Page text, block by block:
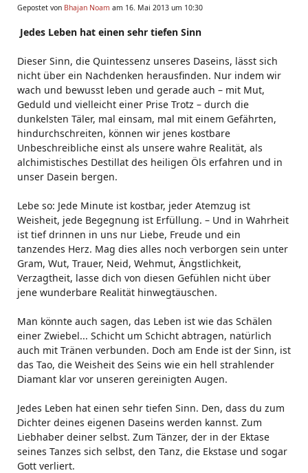
Gepostet von Bhajan Noam am 16. Mai 2013 um 10:30
Jedes Leben hat einen sehr tiefen Sinn
Dieser Sinn, die Quintessenz unseres Daseins, lässt sich
nicht über ein Nachdenken herausfinden. Nur indem wir
wach und bewusst leben und gerade auch – mit Mut,
Geduld und vielleicht einer Prise Trotz – durch die
dunkelsten Täler, mal einsam, mal mit einem Gefährten,
hindurchschreiten, können wir jenes kostbare
Unbeschreibliche einst als unsere wahre Realität, als
alchimistisches Destillat des heiligen Öls erfahren und in
unser Dasein bergen.
Lebe so: Jede Minute ist kostbar, jeder Atemzug ist
Weisheit, jede Begegnung ist Erfüllung. – Und in Wahrheit
ist tief drinnen in uns nur Liebe, Freude und ein
tanzendes Herz. Mag dies alles noch verborgen sein unter
Gram, Wut, Trauer, Neid, Wehmut, Ängstlichkeit,
Verzagtheit, lasse dich von diesen Gefühlen nicht über
jene wunderbare Realität hinwegtäuschen.
Man könnte auch sagen, das Leben ist wie das Schälen
einer Zwiebel... Schicht um Schicht abtragen, natürlich
auch mit Tränen verbunden. Doch am Ende ist der Sinn, ist
das Tao, die Weisheit des Seins wie ein hell strahlender
Diamant klar vor unseren gereinigten Augen.
Jedes Leben hat einen sehr tiefen Sinn. Den, dass du zum
Dichter deines eigenen Daseins werden kannst. Zum
Liebhaber deiner selbst. Zum Tänzer, der in der Ektase
seines Tanzes sich selbst, den Tanz, die Ekstase und sogar
Gott verliert.